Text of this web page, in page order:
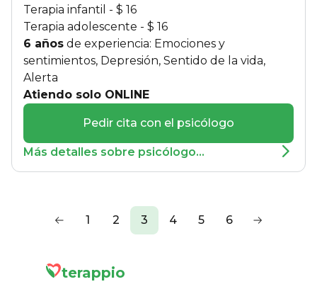
Terapia infantil - $ 16
Terapia adolescente - $ 16
6 años de experiencia: Emociones y
sentimientos, Depresión, Sentido de la vida,
Alerta
Atiendo solo ONLINE
Pedir cita con el psicólogo
Más detalles sobre psicólogo...
1 2 3 4 5 6
terappio